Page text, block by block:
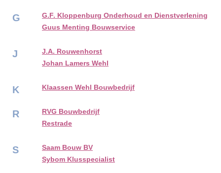
G
G.F. Kloppenburg Onderhoud en Dienstverlening
Guus Menting Bouwservice
J
J.A. Rouwenhorst
Johan Lamers Wehl
K Klaassen Wehl Bouwbedrijf
R
RVG Bouwbedrijf
Restrade
S
Saam Bouw BV
Sybom Klusspecialist